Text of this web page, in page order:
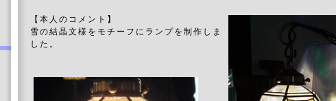
【本人のコメント】
雪の結晶文様をモチーフにランプを制作しま
した。